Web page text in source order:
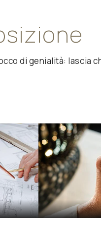
di genialità: lascia